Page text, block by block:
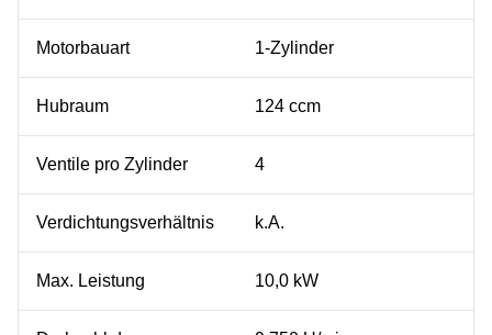
Motorbauart 1-Zylinder
Hubraum 124 ccm
Ventile pro Zylinder 4
Verdichtungsverhältnis k.A.
Max. Leistung 10,0 kW